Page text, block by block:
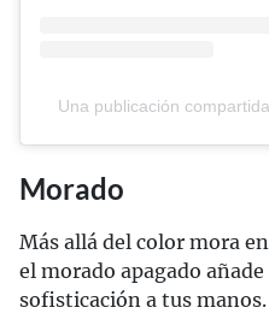
Una publicación
Morado
Más allá del color mora
el morado apagado
sofisticación a tus manos.